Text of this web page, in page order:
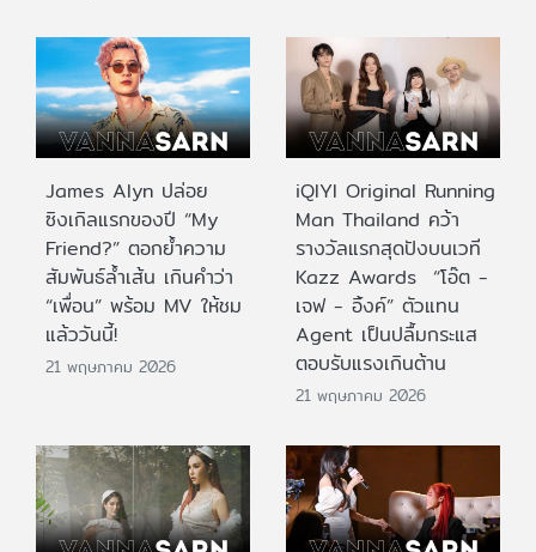
James Alyn ปล่อย
ซิงเกิลแรกของปี “My
Friend?” ตอกย้ำความ
สัมพันธ์ล้ำเส้น เกินคำว่า
“เพื่อน” พร้อม MV ให้ชม
แล้ววันนี้!
21 พฤษภาคม 2026
iQIYI Original Running
Man Thailand คว้า
รางวัลแรกสุดปังบนเวที
Kazz Awards “โอ๊ต -
เจฟ - อิ้งค์” ตัวแทน
Agent เป็นปลื้มกระแส
ตอบรับแรงเกินต้าน
21 พฤษภาคม 2026